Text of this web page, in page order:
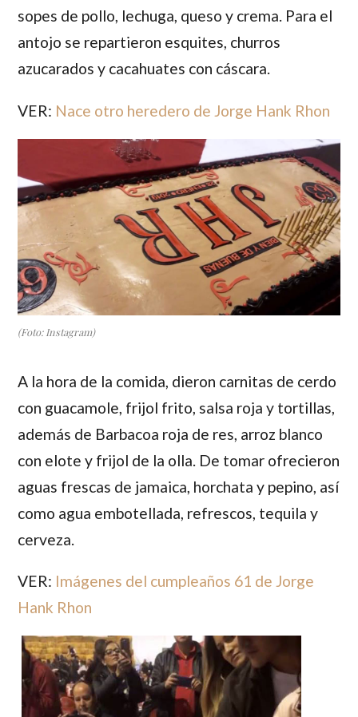
sopes de pollo, lechuga, queso y crema. Para el
antojo se repartieron esquites, churros
azucarados y cacahuates con cáscara.
VER: Nace otro heredero de Jorge Hank Rhon
(Foto: Instagram)
A la hora de la comida, dieron carnitas de cerdo
con guacamole, frijol frito, salsa roja y tortillas,
además de Barbacoa roja de res, arroz blanco
con elote y frijol de la olla. De tomar ofrecieron
aguas frescas de jamaica, horchata y pepino, así
como agua embotellada, refrescos, tequila y
cerveza.
VER: Imágenes del cumpleaños 61 de Jorge
Hank Rhon